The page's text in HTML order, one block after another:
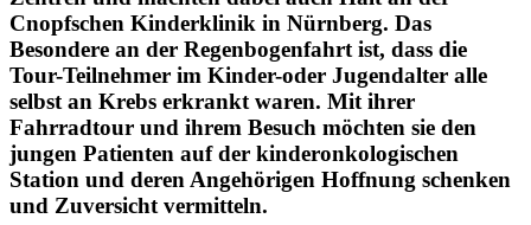
Cnopfschen Kinderklinik in Nürnberg. Das
Besondere an der Regenbogenfahrt ist, dass die
Tour-Teilnehmer im Kinder-oder Jugendalter alle
selbst an Krebs erkrankt waren. Mit ihrer
Fahrradtour und ihrem Besuch möchten sie den
jungen Patienten auf der kinderonkologischen
Station und deren Angehörigen Hoffnung schenken
und Zuversicht vermitteln.